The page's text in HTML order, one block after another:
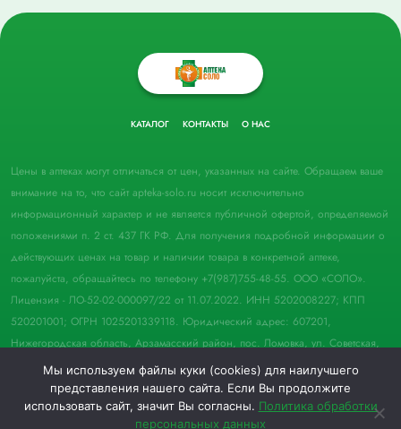
КАТАЛОГ КОНТАКТЫ О НАС
Цены в аптеках могут отличаться от цен, указанных на сайте. Обращаем ваше
внимание на то, что сайт apteka-solo.ru носит исключительно
информационный характер и не является публичной офертой, определяемой
положениями п. 2 ст. 437 ГК РФ. Для получения подробной информации о
действующих ценах на товар и наличии товара в конкретной аптеке,
пожалуйста, обращайтесь по телефону +7(987)755-48-55. ООО «СОЛО».
Лицензия - ЛО-52-02-000097/22 от 11.07.2022. ИНН 5202008227; КПП
520201001; ОГРН 1025201339118. Юридический адрес: 607201,
Нижегородская область, Арзамасский район, пос. Ломовка, ул. Советская,
д. 33, пом. 21.
© 2022 Аптека "Соло". Все права защищены.
Мы используем файлы куки (cookies) для наилучшего
представления нашего сайта. Если Вы продолжите
использовать сайт, значит Вы согласны. Политика обработки
персональных данных